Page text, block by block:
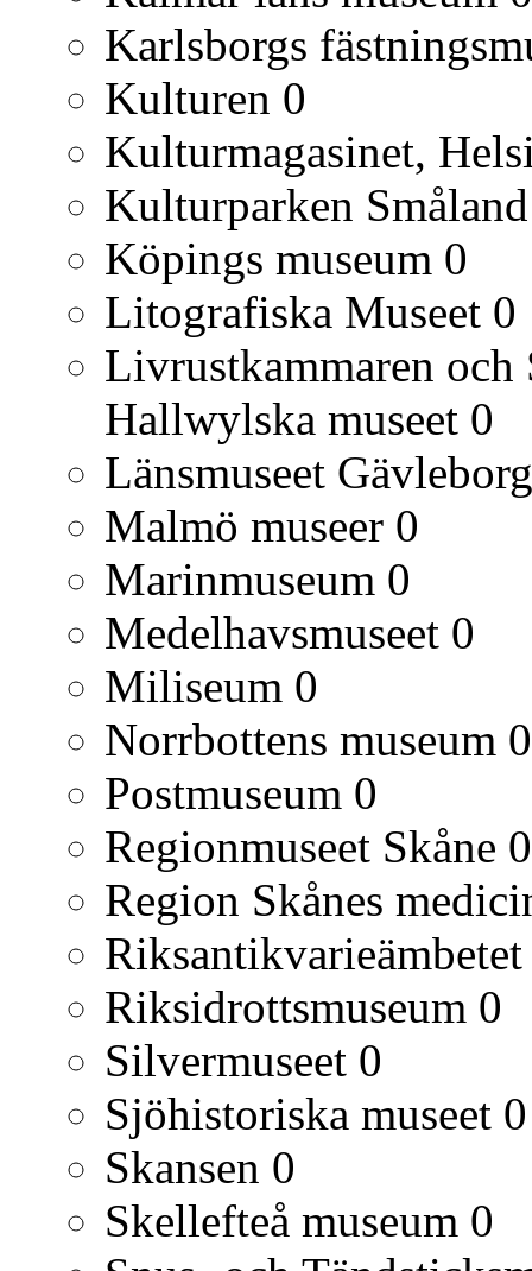
Karlsborgs
Kulturen 0
Kulturmagasinet,
Kulturparken Småland
Köpings museum 0
Litografiska Museet 0
Livrustkammaren och
Hallwylska museet 0
Länsmuseet Gävleborg
Malmö museer 0
Marinmuseum 0
Medelhavsmuseet 0
Miliseum 0
Norrbottens museum 0
Postmuseum 0
Regionmuseet Skåne 0
Region Skånes
Riksantikvarieämbetet
Riksidrottsmuseum 0
Silvermuseet 0
Sjöhistoriska museet 0
Skansen 0
Skellefteå museum 0